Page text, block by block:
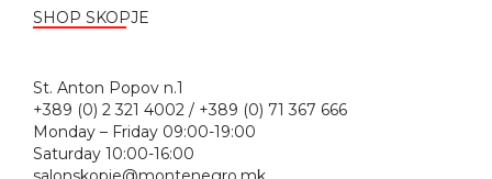
SHOP SKOPJE
St. Anton Popov n.1
+389 (0) 2 321 4002 / +389 (0) 71 367 666
Monday – Friday 09:00-19:00
Saturday 10:00-16:00